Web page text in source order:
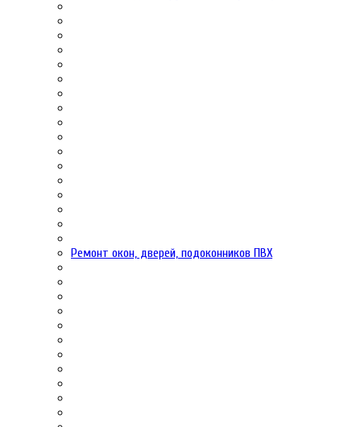
Ремонт окон, дверей, подоконников ПВХ